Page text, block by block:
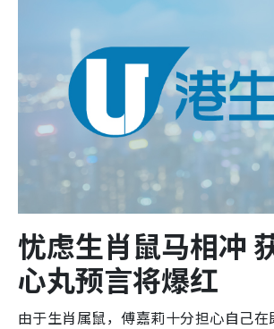
忧虑生肖鼠马相冲
心丸预言将爆红
由于生肖属鼠，傅嘉莉十分担心自己